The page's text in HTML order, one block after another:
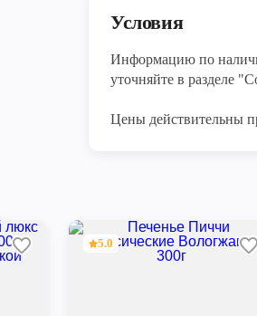
Условия
Информацию по
уточняйте в разделе
Цены действительны
5.0